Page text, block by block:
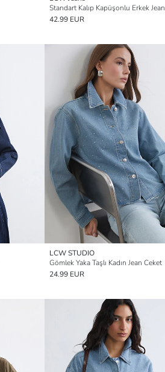
Standart Kalıp Kapüşonlu Erkek
42.99 EUR
LCW STUDIO
Gömlek Yaka Taşlı Kadın Jean Ceket
24.99 EUR